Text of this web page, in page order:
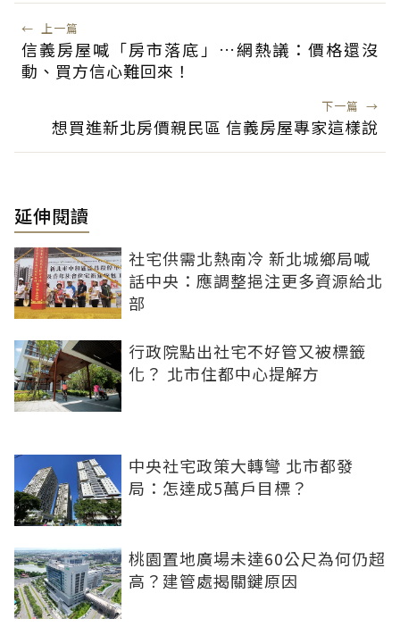
← 上一篇
信義房屋喊「房市落底」…網熱議：價格還沒
動、買方信心難回來！
下一篇 →
想買進新北房價親民區 信義房屋專家這樣說
延伸閱讀
社宅供需北熱南冷 新北城鄉局喊
話中央：應調整挹注更多資源給北
部
行政院點出社宅不好管又被標籤
化？ 北市住都中心提解方
中央社宅政策大轉彎 北市都發
局：怎達成5萬戶目標？
桃園置地廣場未達60公尺為何仍超
高？建管處揭關鍵原因